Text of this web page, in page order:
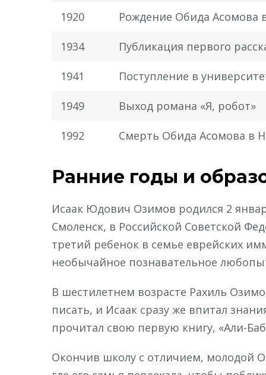
1920 Рождение Обида Асомова
1934 Публикация первого
1941 Поступление в
1949 Выход романа «Я, робот»
1992 Смерть Обида Асомова в
Ранние годы и
Исаак Юдович Озимов родился 2
Смоленск, в Российской Советской
третий ребенок в семье еврейских
необычайное познавательное
В шестилетнем возрасте Рахиль
писать, и Исаак сразу же впитал
прочитал свою первую книгу, «Али-
Окончив школу с отличием, молодой